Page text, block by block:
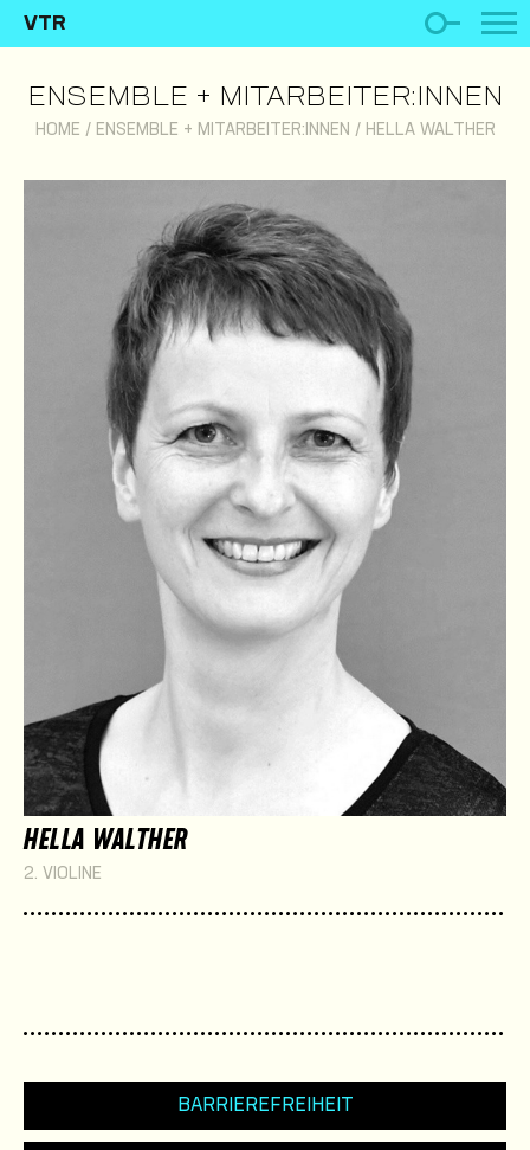
VTR
ENSEMBLE + MITARBEITER:INNEN
HOME / ENSEMBLE + MITARBEITER:INNEN / HELLA WALTHER
HELLA WALTHER
2. VIOLINE
BARRIEREFREIHEIT